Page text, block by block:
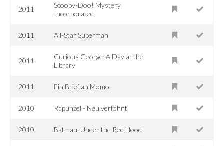
2011
Scooby-Doo! Mystery
Incorporated
2011 All-Star Superman
2011
Curious George: A Day at the
Library
2011 Ein Brief an Momo
2010 Rapunzel - Neu verföhnt
2010 Batman: Under the Red Hood